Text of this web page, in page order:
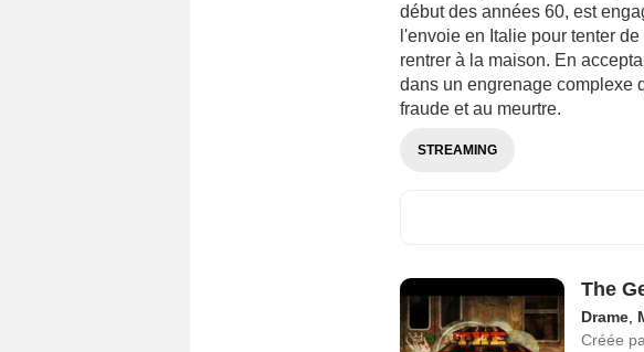
début des années 60, est
l'envoie en Italie pour tenter
rentrer à la maison. En
dans un engrenage complexe
fraude et au meurtre.
STREAMING
The
Drame,
Créée